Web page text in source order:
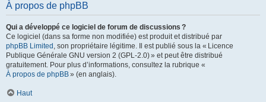
À propos de phpBB
Qui a développé ce logiciel de forum de discussions ?
Ce logiciel (dans sa forme non modifiée) est produit et distribué par
phpBB Limited , son propriétaire légitime. Il est publié sous la « Licence
Publique Générale GNU version 2 (GPL-2.0) » et peut être distribué
gratuitement. Pour plus d’informations, consultez la rubrique «
À propos de phpBB» (en anglais).
Haut